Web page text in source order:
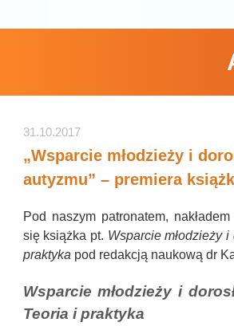
31.10.2017
„Wsparcie młodzieży i
autyzmu” – premiera
Pod naszym patronatem,
się książka pt. Wsparcie młodzieży
praktyka pod redakcją naukową dr
Wsparcie młodzieży i
Teoria i praktyka